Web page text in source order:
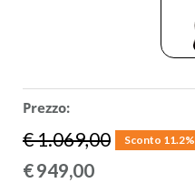
Prezzo:
€ 1.069,00 Sconto 11.2%
€949,00